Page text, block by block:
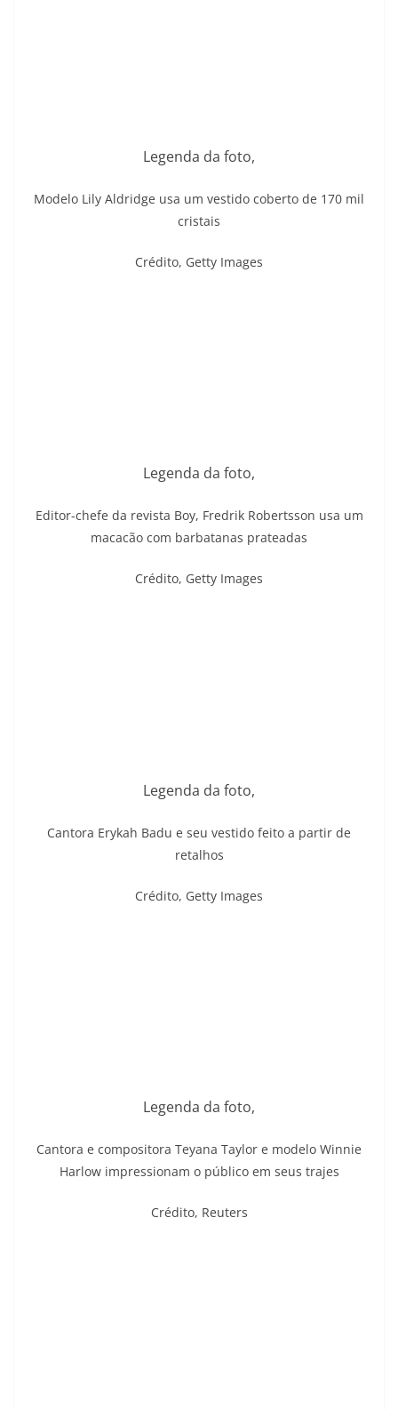
Legenda da foto,
Modelo Lily Aldridge usa um vestido coberto de 170 mil
cristais
Crédito, Getty Images
Legenda da foto,
Editor-chefe da revista Boy, Fredrik Robertsson usa um
macacão com barbatanas prateadas
Crédito, Getty Images
Legenda da foto,
Cantora Erykah Badu e seu vestido feito a partir de
retalhos
Crédito, Getty Images
Legenda da foto,
Cantora e compositora Teyana Taylor e modelo Winnie
Harlow impressionam o público em seus trajes
Crédito, Reuters